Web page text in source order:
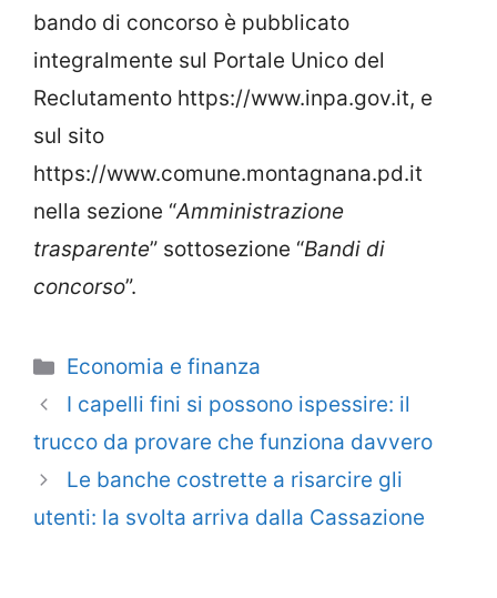
bando di concorso è pubblicato
integralmente sul Portale Unico del
Reclutamento https://www.inpa.gov.it, e
sul sito
https://www.comune.montagnana.pd.it
nella sezione “Amministrazione
trasparente” sottosezione “Bandi di
concorso”.
Categorie
Economia e finanza
I capelli fini si possono ispessire: il
trucco da provare che funziona davvero
Le banche costrette a risarcire gli
utenti: la svolta arriva dalla Cassazione